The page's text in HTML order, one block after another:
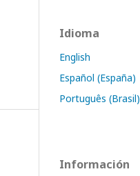
Idioma
English
Español (España)
Português (Brasil)
Información